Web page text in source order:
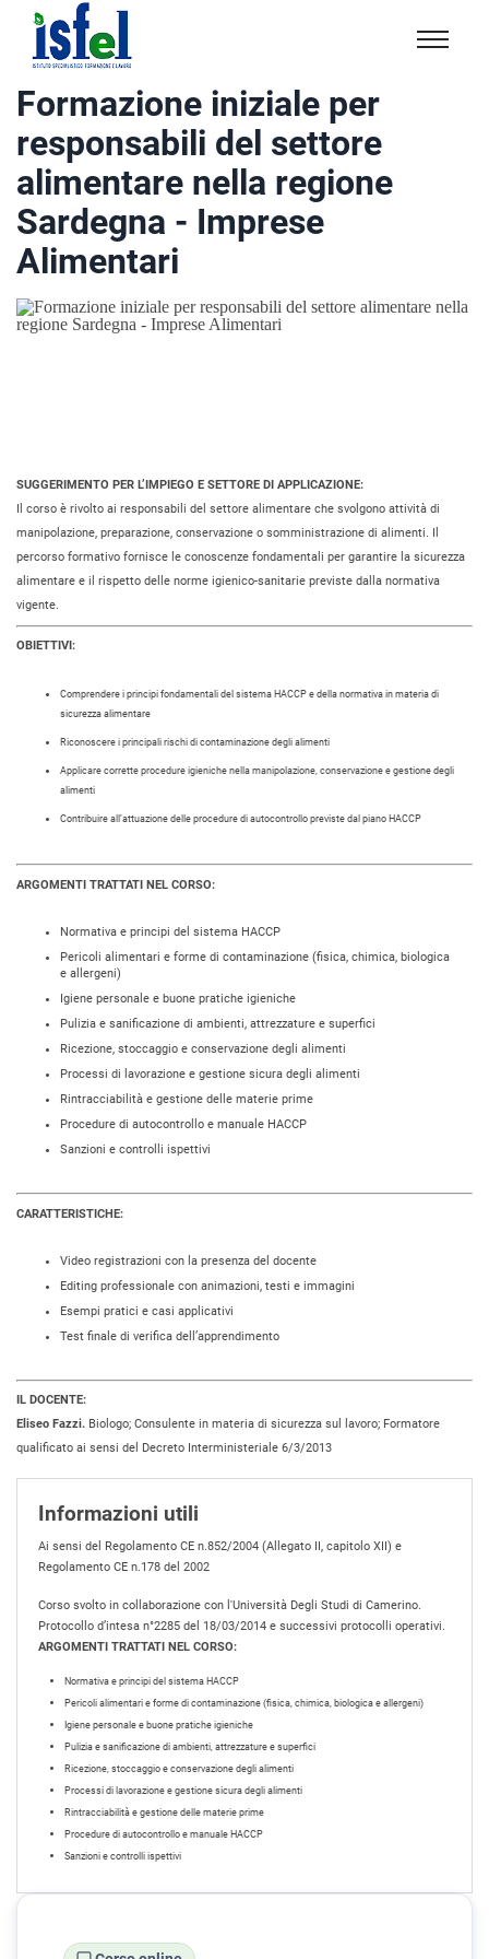
Isfel
Istituto
specialistico
formazione
e
lavoro
Formazione iniziale per
responsabili del settore
alimentare nella regione
Sardegna - Imprese
Alimentari
SUGGERIMENTO PER L’IMPIEGO E SETTORE DI APPLICAZIONE:
Il corso è rivolto ai responsabili del settore alimentare che svolgono attività di
manipolazione, preparazione, conservazione o somministrazione di alimenti. Il
percorso formativo fornisce le conoscenze fondamentali per garantire la sicurezza
alimentare e il rispetto delle norme igienico-sanitarie previste dalla normativa
vigente.
OBIETTIVI:
Comprendere i principi fondamentali del sistema HACCP e della normativa in materia di
sicurezza alimentare
Riconoscere i principali rischi di contaminazione degli alimenti
Applicare corrette procedure igieniche nella manipolazione, conservazione e gestione degli
alimenti
Contribuire all’attuazione delle procedure di autocontrollo previste dal piano HACCP
ARGOMENTI TRATTATI NEL CORSO:
Normativa e principi del sistema HACCP
Pericoli alimentari e forme di contaminazione (fisica, chimica, biologica
e allergeni)
Igiene personale e buone pratiche igieniche
Pulizia e sanificazione di ambienti, attrezzature e superfici
Ricezione, stoccaggio e conservazione degli alimenti
Processi di lavorazione e gestione sicura degli alimenti
Rintracciabilità e gestione delle materie prime
Procedure di autocontrollo e manuale HACCP
Sanzioni e controlli ispettivi
CARATTERISTICHE:
Video registrazioni con la presenza del docente
Editing professionale con animazioni, testi e immagini
Esempi pratici e casi applicativi
Test finale di verifica dell’apprendimento
IL DOCENTE:
Eliseo Fazzi. Biologo; Consulente in materia di sicurezza sul lavoro; Formatore
qualificato ai sensi del Decreto Interministeriale 6/3/2013
Informazioni utili
Ai sensi del Regolamento CE n.852/2004 (Allegato II, capitolo XII) e
Regolamento CE n.178 del 2002
Corso svolto in collaborazione con l'Università Degli Studi di Camerino.
Protocollo d’intesa n°2285 del 18/03/2014 e successivi protocolli operativi.
ARGOMENTI TRATTATI NEL CORSO:
Normativa e principi del sistema HACCP
Pericoli alimentari e forme di contaminazione (fisica, chimica, biologica e allergeni)
Igiene personale e buone pratiche igieniche
Pulizia e sanificazione di ambienti, attrezzature e superfici
Ricezione, stoccaggio e conservazione degli alimenti
Processi di lavorazione e gestione sicura degli alimenti
Rintracciabilità e gestione delle materie prime
Procedure di autocontrollo e manuale HACCP
Sanzioni e controlli ispettivi